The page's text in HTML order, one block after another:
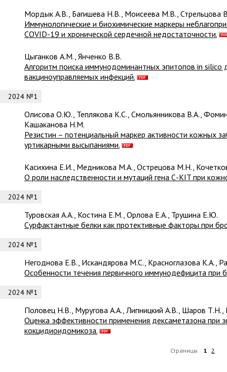
Мордык А.В., Багишева Н.В., Моисеева М.В., Стрельцова
Иммунологические и биохимические маркеры
COVID-19 и хронической сердечной недостаточности.
Цыганков А.М., Янченко В.В.
Алгоритм поиска иммунодоминантных эпитопов in silico
вакциноуправляемых инфекций.
2024 №1
Олисова О.Ю., Теплякова К.С., Смольянникова В.А.,
Кашаканова Н.М.
Резистин – потенциальный маркер активности кожных
уртикарными высыпаниями.
Касихина Е.И., Медникова М.А., Острецова М.Н.,
О роли наследственности и мутаций гена С-KIT при
2024 №1
Туровская А.А., Костина Е.М., Орлова Е.А., Трушина Е.Ю.
Сурфактантные белки как протективные факторы при
2024 №1
Негоднова Е.В., Искандярова М.С., Красноглазова К.А.,
Особенности течения первичного иммунодефицита при
2024 №1
Половец Н.В., Муругова А.А., Липницкий А.В., Шаров
Оценка эффективности применения дексаметазона при
кокцидиоидомикоза.
Страницы 1 2